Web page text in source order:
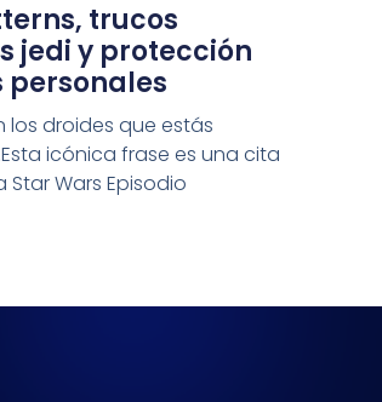
trucos
jedi y protección
personales
los droides que estás
icónica frase es una cita
Wars Episodio